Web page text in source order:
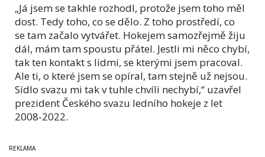
„Já jsem se takhle rozhodl, protože jsem toho měl
dost. Tedy toho, co se dělo. Z toho prostředí, co
se tam začalo vytvářet. Hokejem samozřejmě žiju
dál, mám tam spoustu přátel. Jestli mi něco chybí,
tak ten kontakt s lidmi, se kterými jsem pracoval.
Ale ti, o které jsem se opíral, tam stejně už nejsou.
Sídlo svazu mi tak v tuhle chvíli nechybí,“ uzavřel
prezident Českého svazu ledního hokeje z let
2008-2022.